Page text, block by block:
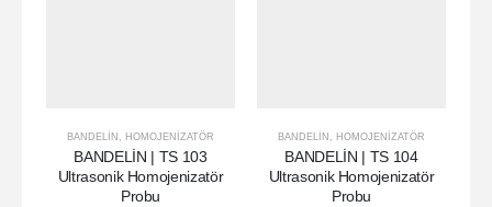
BANDELIN , HOMOJENIZATÖR
BANDELİN | TS 103
Ultrasonik Homojenizatör
Probu
BANDELIN , HOMOJENIZATÖR
BANDELİN | TS 104
Ultrasonik Homojenizatör
Probu